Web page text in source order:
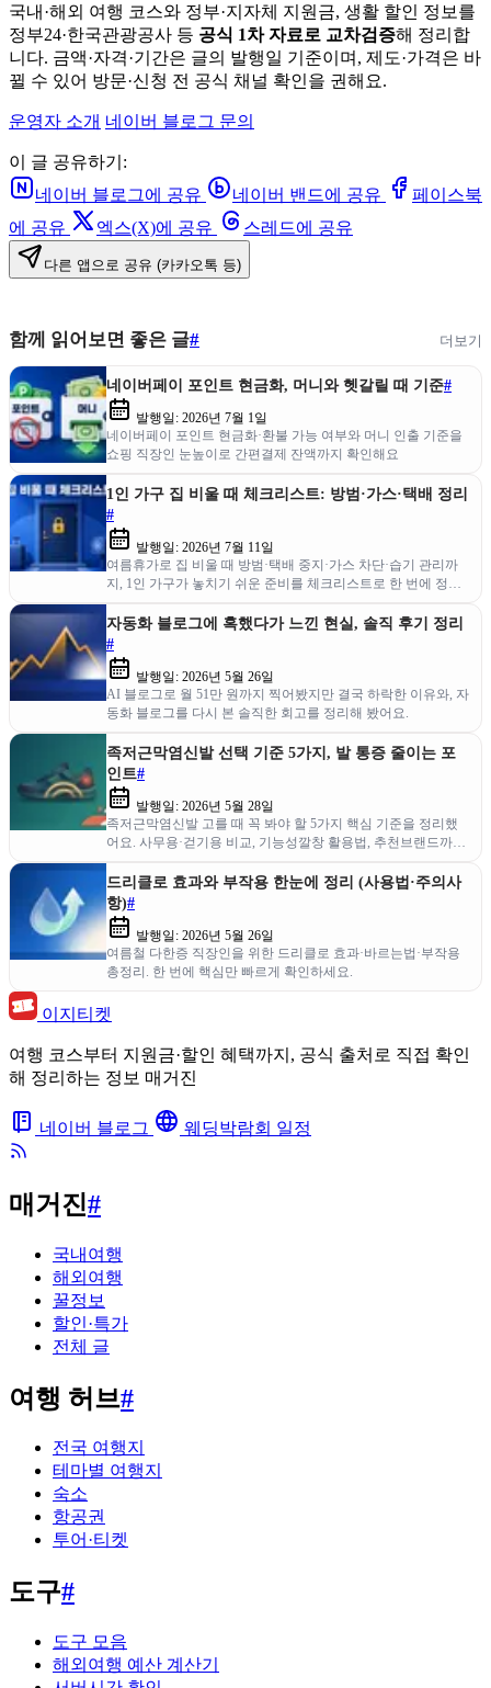
국내·해외 여행 코스와 정부·지자체 지원금, 생활 할인 정보를
정부24·한국관광공사 등 공식 1차 자료로 교차검증해 정리합
니다. 금액·자격·기간은 글의 발행일 기준이며, 제도·가격은 바
뀔 수 있어 방문·신청 전 공식 채널 확인을 권해요.
운영자 소개 네이버 블로그 문의
이 글 공유하기:
네이버 블로그에 공유
네이버 밴드에 공유
페이스북
에 공유
엑스(X)에 공유 스레드에 공유
다른 앱으로 공유 (카카오톡 등)
함께 읽어보면 좋은 글# 더보기
네이버페이 포인트 현금화, 머니와 헷갈릴 때 기준#
발행일: 2026년 7월 1일
네이버페이 포인트 현금화·환불 가능 여부와 머니 인출 기준을
쇼핑 직장인 눈높이로 간편결제 잔액까지 확인해요
1인 가구 집 비울 때 체크리스트: 방범·가스·택배 정리
#
발행일: 2026년 7월 11일
여름휴가로 집 비울 때 방범·택배 중지·가스 차단·습기 관리까
지, 1인 가구가 놓치기 쉬운 준비를 체크리스트로 한 번에 정리
자동화 블로그에 혹했다가 느낀 현실, 솔직 후기 정리
#
발행일: 2026년 5월 26일
AI 블로그로 월 51만 원까지 찍어봤지만 결국 하락한 이유와, 자
동화 블로그를 다시 본 솔직한 회고를 정리해 봤어요.
족저근막염신발 선택 기준 5가지, 발 통증 줄이는 포
인트#
발행일: 2026년 5월 28일
족저근막염신발 고를 때 꼭 봐야 할 5가지 핵심 기준을 정리했
어요. 사무용·걷기용 비교, 기능성깔창 활용법, 추천브랜드까지
드리클로 효과와 부작용 한눈에 정리 (사용법·주의사
항)#
발행일: 2026년 5월 26일
여름철 다한증 직장인을 위한 드리클로 효과·바르는법·부작용
총정리. 한 번에 핵심만 빠르게 확인하세요.
이지티켓
여행 코스부터 지원금·할인 혜택까지, 공식 출처로 직접 확인
해 정리하는 정보 매거진
네이버 블로그 웨딩박람회 일정
매거진#
국내여행
해외여행
꿀정보
할인·특가
전체 글
여행 허브#
전국 여행지
테마별 여행지
숙소
항공권
투어·티켓
도구#
도구 모음
해외여행 예산 계산기